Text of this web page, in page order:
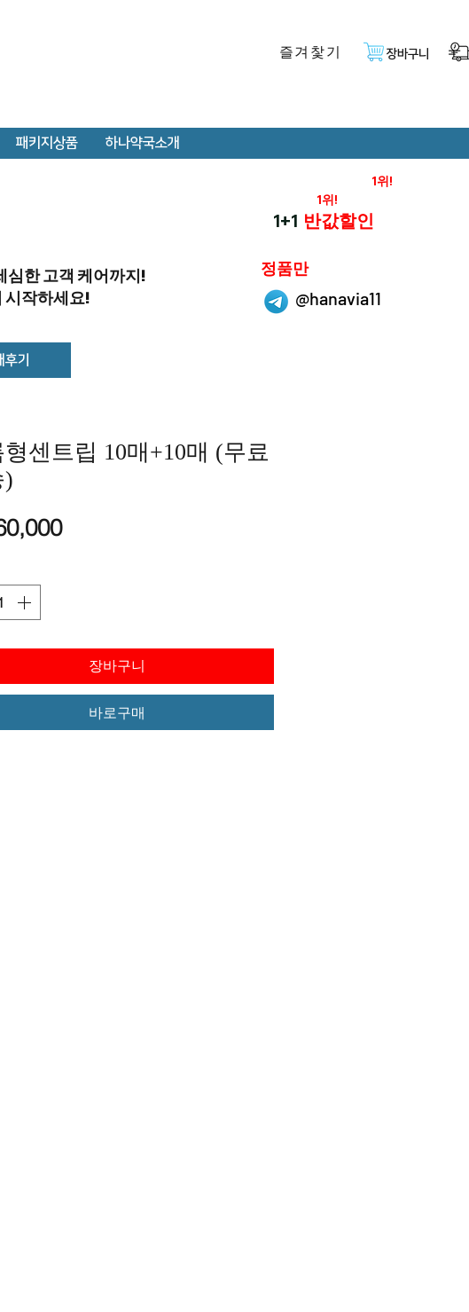
즐겨찿기 장바구니
패키지상품 하나약국소개
심한 고객 케어까지!
시작하세요!
@hanavia11
1위!
1위!
1+1 반값할인
정품만
기
형센트립 10매+10매 (무료
)
가격
장바구니
바로구매